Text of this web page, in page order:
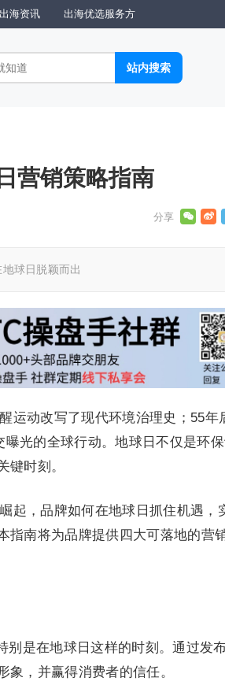
出海资讯 出海优选服务方
营销策略指南
球日脱颖而出
运动改写了现代环境治理史；55年
光的全球行动。地球日不仅是环
键时刻。
起，品牌如何在地球日抓住机遇，
指南将为品牌提供四大可落地的营
别是在地球日这样的时刻。通过发
，并赢得消费者的信任。